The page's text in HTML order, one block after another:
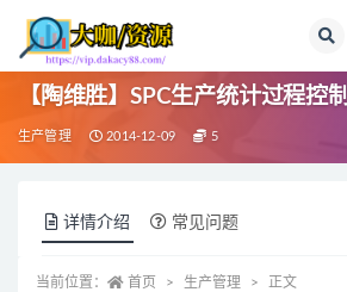
【陶维胜】SPC生产统计过程控制
生产管理 2014-12-09 5
详情介绍 常见问题
当前位置： 首页 生产管理 正文
全部